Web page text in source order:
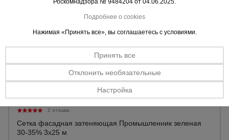
2 отзыва
Сетка фасадная затеняющая Промышленник зеленая
30-35% 3х25 м
Роскомнадзора № 9484204 от 04.06.2025.
Подробнее о cookies
Нажимая «Принять все», вы соглашаетесь с условиями.
Принять все
Отклонить необязательные
Настройка